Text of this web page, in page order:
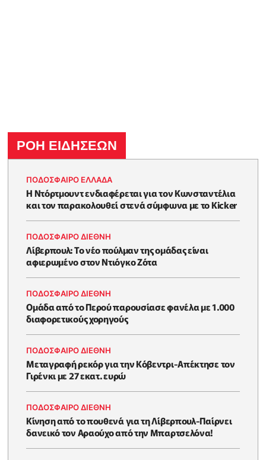
ΡΟΗ ΕΙΔΗΣΕΩΝ
ΠΟΔΟΣΦΑΙΡΟ ΕΛΛΑΔΑ
Η Ντόρτμουντ ενδιαφέρεται για τον Κωνσταντέλια
και τον παρακολουθεί στενά σύμφωνα με το Kicker
ΠΟΔΟΣΦΑΙΡΟ ΔΙΕΘΝΗ
Λίβερπουλ: Το νέο πούλμαν της ομάδας είναι
αφιερωμένο στον Ντιόγκο Ζότα
ΠΟΔΟΣΦΑΙΡΟ ΔΙΕΘΝΗ
Ομάδα από το Περού παρουσίασε φανέλα με 1.000
διαφορετικούς χορηγούς
ΠΟΔΟΣΦΑΙΡΟ ΔΙΕΘΝΗ
Μεταγραφή ρεκόρ για την Κόβεντρι-Απέκτησε τον
Γιρένκι με 27 εκατ. ευρώ
ΠΟΔΟΣΦΑΙΡΟ ΔΙΕΘΝΗ
Kίνηση από το πουθενά για τη Λίβερπουλ-Παίρνει
δανεικό τον Αραούχο από την Μπαρτσελόνα!